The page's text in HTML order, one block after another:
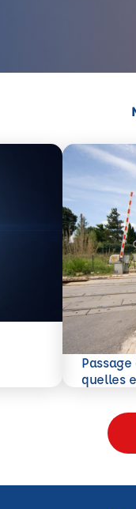
quelles
En savoir